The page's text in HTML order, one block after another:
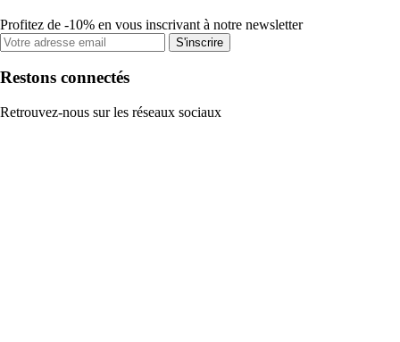
Profitez de -10% en vous inscrivant à notre newsletter
S'inscrire
Restons connectés
Retrouvez-nous sur les réseaux sociaux